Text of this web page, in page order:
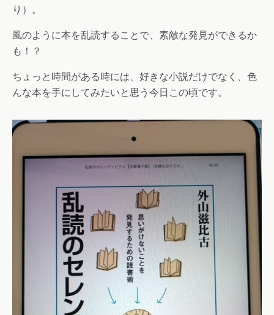
り）。
風のように本を乱読することで、素敵な発見ができるか
も！？
ちょっと時間がある時には、好きな小説だけでなく、色
んな本を手にしてみたいと思う今日この頃です。